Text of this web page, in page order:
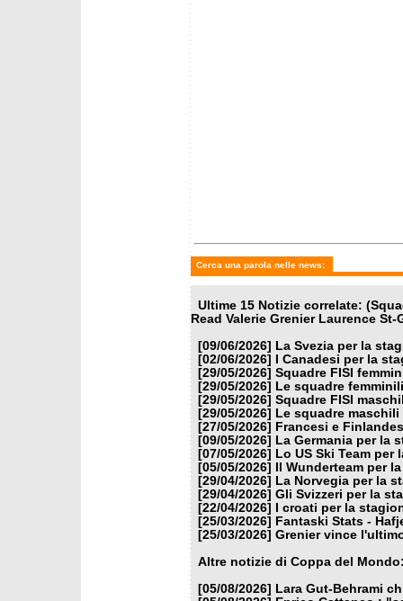
Cerca una parola nelle news:
Ultime 15 Notizie correlate:
Read Valerie Grenier Laurence St-
[09/06/2026]
La Svezia per la
[02/06/2026]
I Canadesi per la
[29/05/2026] Squadre FISI
[29/05/2026]
Le squadre
[29/05/2026] Squadre FISI
[29/05/2026]
Le squadre maschili
[27/05/2026]
Francesi e
[09/05/2026]
La Germania per la
[07/05/2026]
Lo US Ski Team per
[05/05/2026]
Il Wunderteam per
[29/04/2026]
La Norvegia per la
[29/04/2026] Gli Svizzeri per la
[22/04/2026]
I croati per la
[25/03/2026]
Fantaski Stats -
[25/03/2026] Grenier vince
Altre notizie di Coppa del
[05/08/2026]
Lara Gut-Behrami